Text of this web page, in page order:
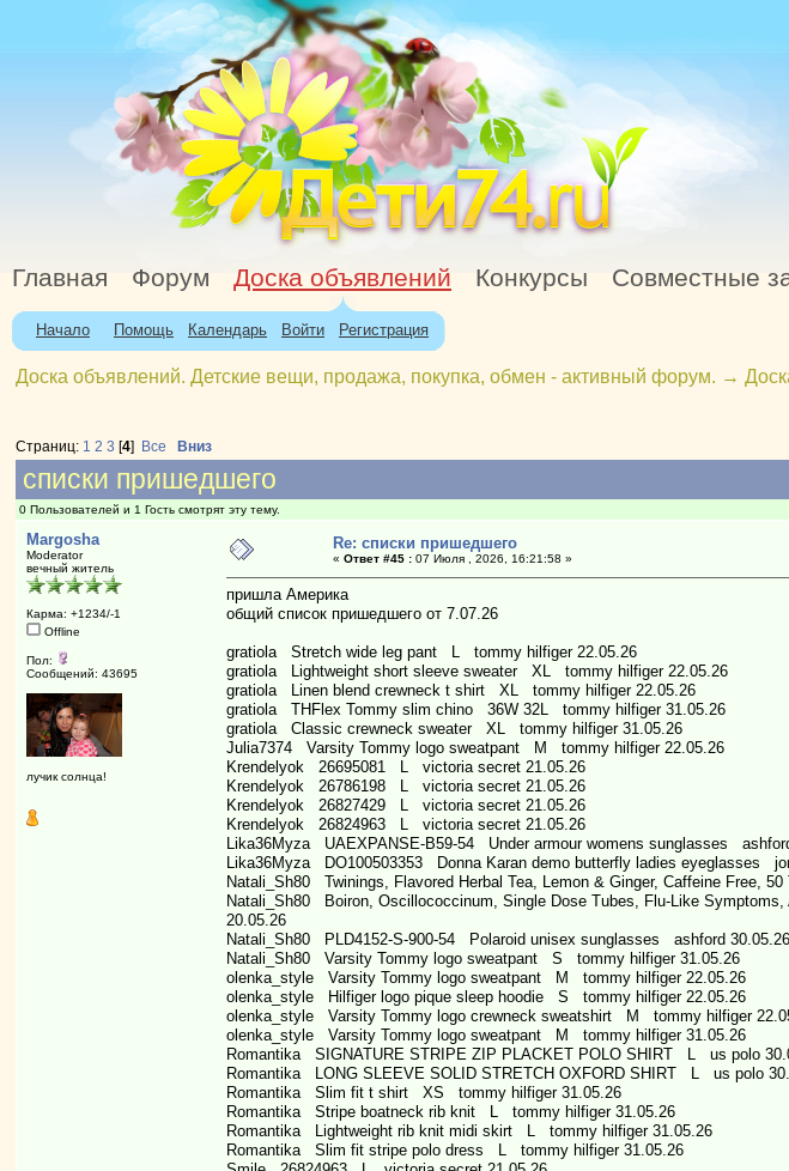
Главная Форум Доска объявлений Конкурсы Совместные
Начало Помощь Календарь Войти Регистрация
Доска объявлений. Детские вещи, продажа, покупка, обмен - активный форум. →
Страниц: 1 2 3 [4] Все Вниз
списки пришедшего
0 Пользователей и 1 Гость смотрят эту тему.
Margosha
Moderator
вечный житель
Карма: +1234/-1
Offline
Пол:
Сообщений: 43695
лучик солнца!
Re: списки пришедшего
«Ответ #45 : 07 Июля , 2026, 16:21:58 »
пришла Америка
общий список пришедшего от 7.07.26
gratiola Stretch wide leg pant L tommy hilfiger 22.05.26
gratiola Lightweight short sleeve sweater XL tommy hilfiger 22.05.26
gratiola Linen blend crewneck t shirt XL tommy hilfiger 22.05.26
gratiola THFlex Tommy slim chino 36W 32L tommy hilfiger 31.05.26
gratiola Classic crewneck sweater XL tommy hilfiger 31.05.26
Julia7374 Varsity Tommy logo sweatpant M tommy hilfiger 22.05.26
Krendelyok 26695081 L victoria secret 21.05.26
Krendelyok 26786198 L victoria secret 21.05.26
Krendelyok 26827429 L victoria secret 21.05.26
Krendelyok 26824963 L victoria secret 21.05.26
Lika36Myza UAEXPANSE-B59-54 Under armour womens sunglasses
Lika36Myza DO100503353 Donna Karan demo butterfly ladies eyeglasses
Natali_Sh80 Twinings, Flavored Herbal Tea, Lemon & Ginger, Caffeine Free,
Natali_Sh80 Boiron, Oscillococcinum, Single Dose Tubes, Flu-Like
20.05.26
Natali_Sh80 PLD4152-S-900-54 Polaroid unisex sunglasses ashford 30.05.26
Natali_Sh80 Varsity Tommy logo sweatpant S tommy hilfiger 31.05.26
olenka_style Varsity Tommy logo sweatpant M tommy hilfiger 22.05.26
olenka_style Hilfiger logo pique sleep hoodie S tommy hilfiger 22.05.26
olenka_style Varsity Tommy logo crewneck sweatshirt M tommy hilfiger
olenka_style Varsity Tommy logo sweatpant M tommy hilfiger 31.05.26
Romantika SIGNATURE STRIPE ZIP PLACKET POLO SHIRT L us polo
Romantika LONG SLEEVE SOLID STRETCH OXFORD SHIRT L us polo
Romantika Slim fit t shirt XS tommy hilfiger 31.05.26
Romantika Stripe boatneck rib knit L tommy hilfiger 31.05.26
Romantika Lightweight rib knit midi skirt L tommy hilfiger 31.05.26
Romantika Slim fit stripe polo dress L tommy hilfiger 31.05.26